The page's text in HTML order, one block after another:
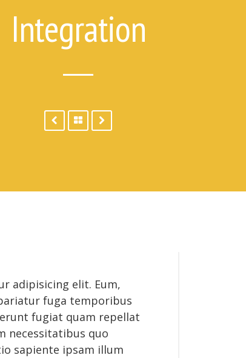
Integration
adipisicing elit. Eum,
fuga temporibus
fugiat quam repellat
necessitatibus quo
sapiente ipsam illum